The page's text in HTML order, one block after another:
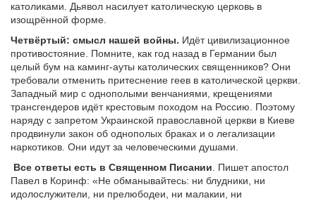
католиками. Дьявол насилует католическую церковь в
изощрённой форме.
Четвёртый: смысл нашей войны. Идёт цивилизационное
противостояние. Помните, как год назад в Германии был
целый бум на каминг-ауты католических священников? Они
требовали отменить притеснение геев в католической церкви.
Западный мир с однополыми венчаниями, крещениями
трансгендеров идёт крестовым походом на Россию. Поэтому
наряду с запретом Украинской православной церкви в Киеве
продвинули закон об однополых браках и о легализации
наркотиков. Они идут за человеческими душами.
Все ответы есть в Священном Писании . Пишет апостол
Павел в Коринф: «Не обманывайтесь: ни блудники, ни
идолослужители, ни прелюбодеи, ни малакии, ни